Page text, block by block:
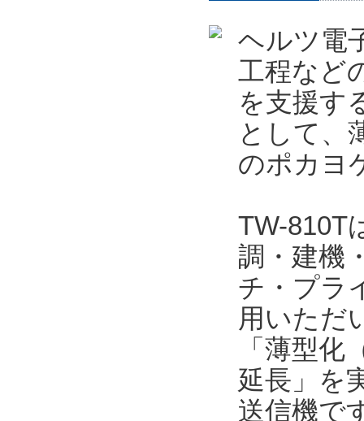
ヘルツ電
工程など
を支援す
として、
のポカヨ
TW-810T
調・建機
チ・プラ
用いただ
「薄型
延長」を
送信機で